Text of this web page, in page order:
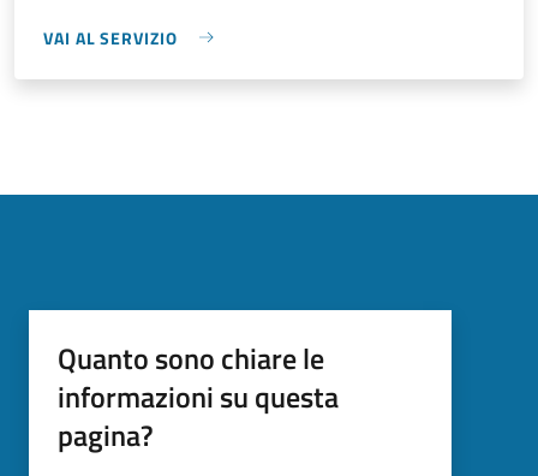
VAI AL SERVIZIO
Quanto sono chiare le
informazioni su questa
pagina?